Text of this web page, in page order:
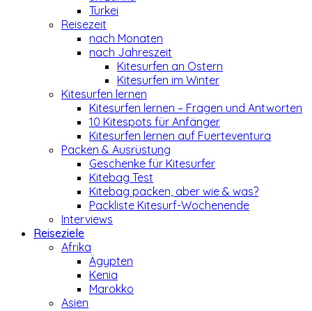
Türkei
Reisezeit
nach Monaten
nach Jahreszeit
Kitesurfen an Ostern
Kitesurfen im Winter
Kitesurfen lernen
Kitesurfen lernen – Fragen und Antworten
10 Kitespots für Anfänger
Kitesurfen lernen auf Fuerteventura
Packen & Ausrüstung
Geschenke für Kitesurfer
Kitebag Test
Kitebag packen, aber wie & was?
Packliste Kitesurf-Wochenende
Interviews
Reiseziele
Afrika
Ägypten
Kenia
Marokko
Asien